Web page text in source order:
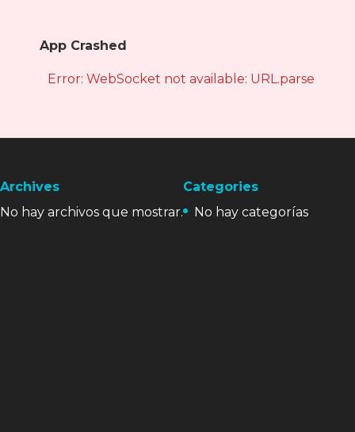
App Crashed
Error: WebSocket not available: URL.parse is
Archives
No hay archivos que mostrar.
Categories
No hay categorías